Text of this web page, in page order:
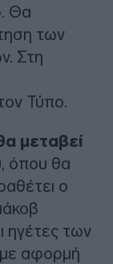
Θα
των
Στη
Τύπο.
μεταβεί
, όπου θα
ο
ηγέτες των
αφορμή